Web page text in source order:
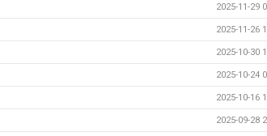
2025-11-29
2025-11-26
2025-10-30
2025-10-24
2025-10-16
2025-09-28